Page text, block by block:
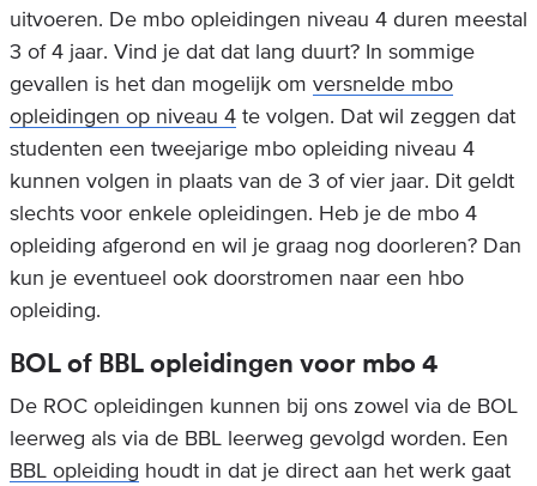
uitvoeren. De mbo opleidingen niveau 4 duren meestal
3 of 4 jaar. Vind je dat dat lang duurt? In sommige
gevallen is het dan mogelijk om versnelde mbo
opleidingen op niveau 4 te volgen. Dat wil zeggen dat
studenten een tweejarige mbo opleiding niveau 4
kunnen volgen in plaats van de 3 of vier jaar. Dit geldt
slechts voor enkele opleidingen. Heb je de mbo 4
opleiding afgerond en wil je graag nog doorleren? Dan
kun je eventueel ook doorstromen naar een hbo
opleiding.
BOL of BBL opleidingen voor mbo 4
De ROC opleidingen kunnen bij ons zowel via de BOL
leerweg als via de BBL leerweg gevolgd worden. Een
BBL opleiding houdt in dat je direct aan het werk gaat